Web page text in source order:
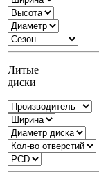
Литые
диски